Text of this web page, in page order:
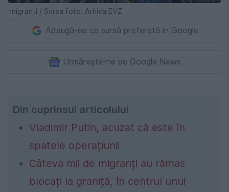
migranti / Sursa foto: Arhiva EVZ
Adaugă-ne ca sursă preferată în Google
Urmărește-ne pe Google News
Din cuprinsul articolului
Vladimir Putin, acuzat că este în
spatele operațiunii
Câteva mii de migranți au rămas
blocați la graniță, în centrul unui